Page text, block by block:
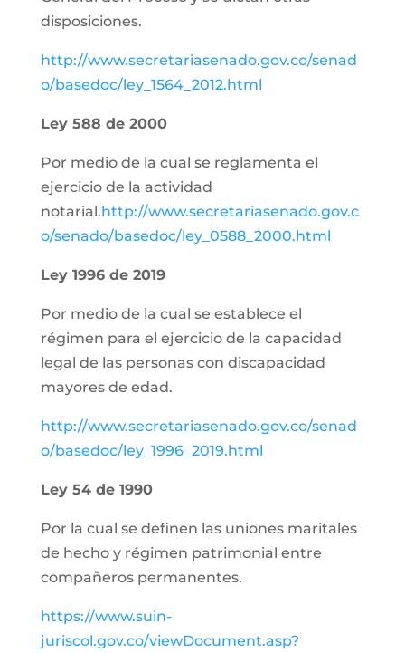
disposiciones.
http://www.secretariasenado.gov.co/senad
o/basedoc/ley_1564_2012.html
Ley 588 de 2000
Por medio de la cual se reglamenta el
ejercicio de la actividad
notarial.http://www.secretariasenado.gov.c
o/senado/basedoc/ley_0588_2000.html
Ley 1996 de 2019
Por medio de la cual se establece el
régimen para el ejercicio de la capacidad
legal de las personas con discapacidad
mayores de edad.
http://www.secretariasenado.gov.co/senad
o/basedoc/ley_1996_2019.html
Ley 54 de 1990
Por la cual se definen las uniones maritales
de hecho y régimen patrimonial entre
compañeros permanentes.
https://www.suin-
juriscol.gov.co/viewDocument.asp?